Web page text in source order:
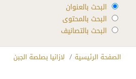
البحث بالعنوان
البحث بالمحتوى
البحث بالتصانيف
الصفحة الرئيسية لازانيا بصلصة الجبن